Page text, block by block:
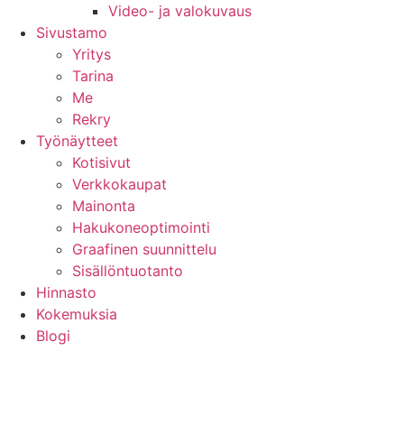
Video- ja valokuvaus
Sivustamo
Yritys
Tarina
Me
Rekry
Työnäytteet
Kotisivut
Verkkokaupat
Mainonta
Hakukoneoptimointi
Graafinen suunnittelu
Sisällöntuotanto
Hinnasto
Kokemuksia
Blogi